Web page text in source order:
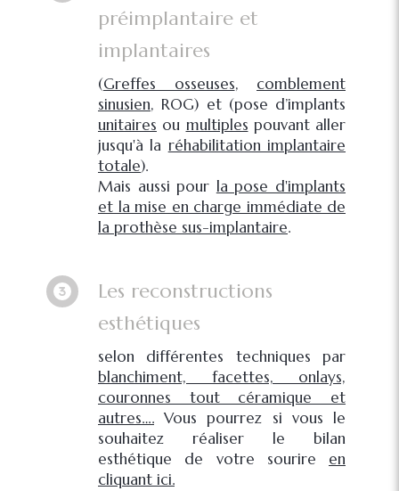
préimplantaire et
implantaires
(Greffes osseuses, comblement
sinusien, ROG) et (pose d’implants
unitaires ou multiples pouvant aller
jusqu'à la réhabilitation implantaire
totale).
Mais aussi pour la pose d'implants
et la mise en charge immédiate de
la prothèse sus-implantaire.
Les reconstructions
esthétiques
selon différentes techniques par
blanchiment, facettes, onlays,
couronnes tout céramique et
autres…. Vous pourrez si vous le
souhaitez réaliser le bilan
esthétique de votre sourire en
cliquant ici.